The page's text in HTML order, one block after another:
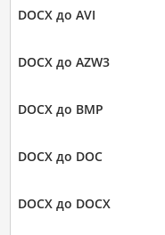
DOCX до AVI
DOCX до AZW3
DOCX до BMP
DOCX до DOC
DOCX до DOCX